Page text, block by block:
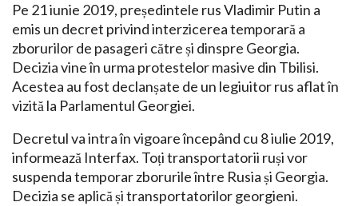
Pe 21 iunie 2019, președintele rus Vladimir Putin a
emis un decret privind interzicerea temporară a
zborurilor de pasageri către și dinspre Georgia.
Decizia vine în urma protestelor masive din Tbilisi.
Acestea au fost declanșate de un legiuitor rus aflat în
vizită la Parlamentul Georgiei.
Decretul va intra în vigoare începând cu 8 iulie 2019,
informează Interfax. Toți transportatorii ruși vor
suspenda temporar zborurile între Rusia și Georgia.
Decizia se aplică și transportatorilor georgieni.